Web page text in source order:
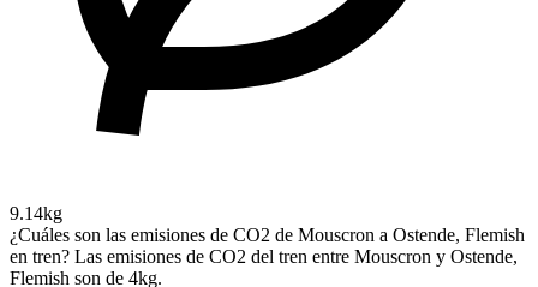
9.14kg
¿Cuáles son las emisiones de CO2 de Mouscron a Ostende, Flemish
en tren? Las emisiones de CO2 del tren entre Mouscron y Ostende,
Flemish son de 4kg.